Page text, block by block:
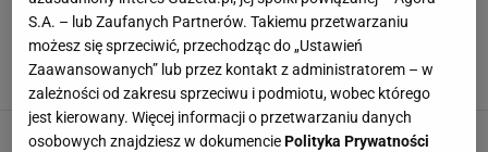
Kaia Gerber rozświetliła włosy jak Cindy
Crawford w latach 90. Ten subtelny trik
odmładza twarz
Marta Podściańska, 31 LIPCA 2026, 15:48
Najmodniejsze fryzury dla pań po 60-tce. Te
S.A. – lub Zaufanych Partnerów. Takiemu przetwarzaniu
możesz się sprzeciwić, przechodząc do „Ustawień
Zaawansowanych” lub przez kontakt z administratorem – w
zależności od zakresu sprzeciwu i podmiotu, wobec którego
jest kierowany. Więcej informacji o przetwarzaniu danych
osobowych znajdziesz w dokumencie Polityka Prywatności